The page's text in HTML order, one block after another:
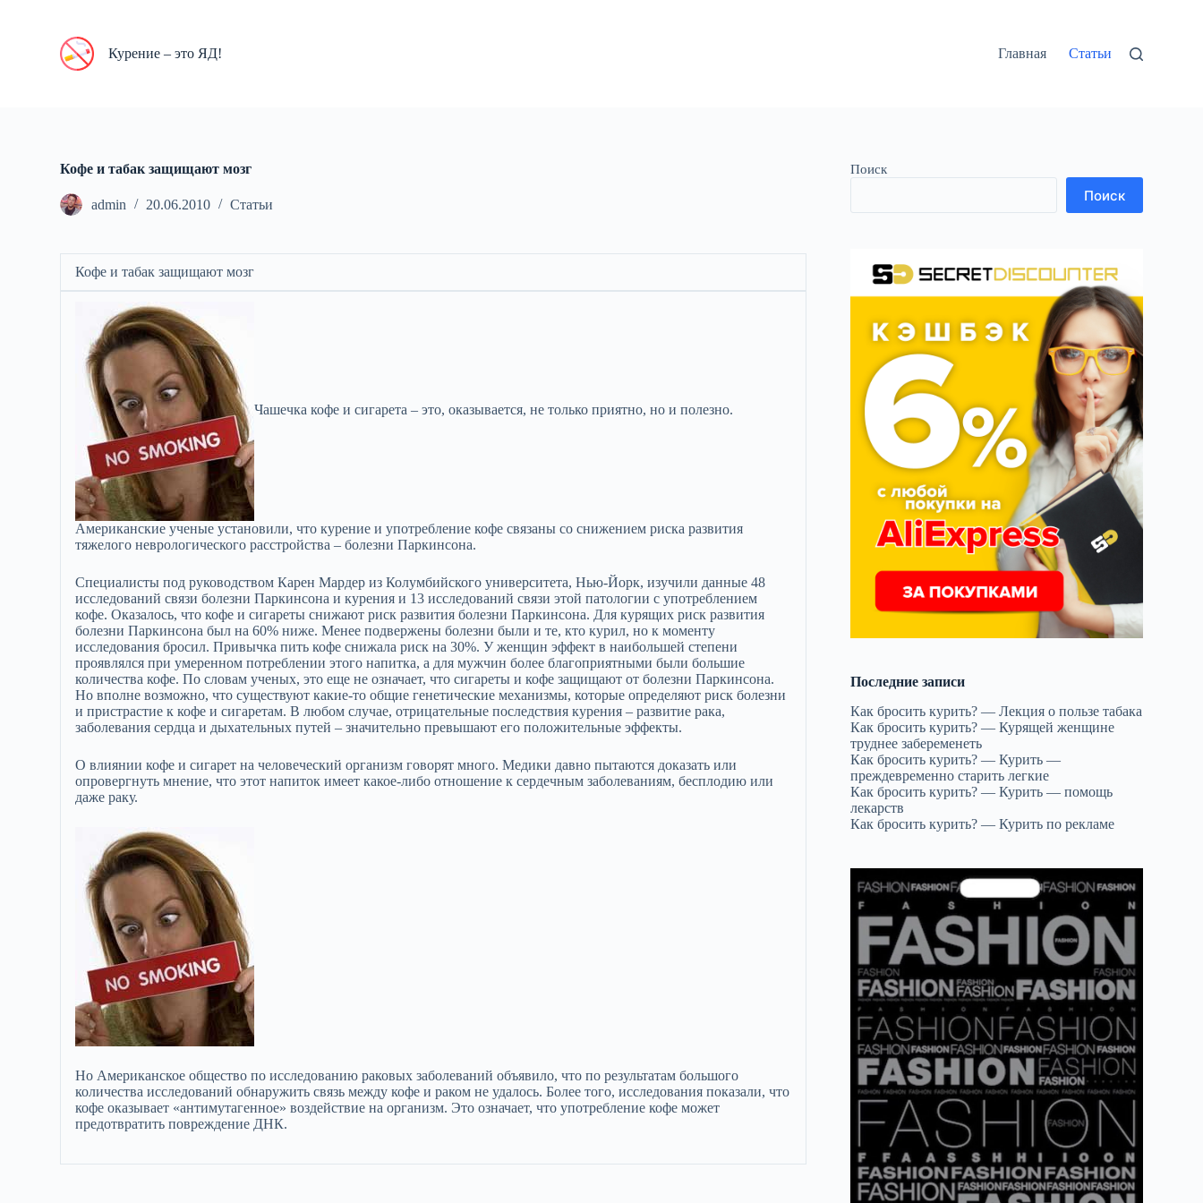
Курение – это ЯД! Главная Статьи
Кофе и табак защищают мозг
admin 20.06.2010 Статьи
Кофе и табак защищают мозг
Чашечка кофе и сигарета – это, оказывается, не только приятно, но и полезно.
Американские ученые установили, что курение и употребление кофе связаны со снижением риска развития
тяжелого неврологического расстройства – болезни Паркинсона.
Специалисты под руководством Карен Мардер из Колумбийского университета, Нью-Йорк, изучили данные 48
исследований связи болезни Паркинсона и курения и 13 исследований связи этой патологии с употреблением
кофе. Оказалось, что кофе и сигареты снижают риск развития болезни Паркинсона. Для курящих риск развития
болезни Паркинсона был на 60% ниже. Менее подвержены болезни были и те, кто курил, но к моменту
исследования бросил. Привычка пить кофе снижала риск на 30%. У женщин эффект в наибольшей степени
проявлялся при умеренном потреблении этого напитка, а для мужчин более благоприятными были большие
количества кофе. По словам ученых, это еще не означает, что сигареты и кофе защищают от болезни Паркинсона.
Но вполне возможно, что существуют какие-то общие генетические механизмы, которые определяют риск болезни
и пристрастие к кофе и сигаретам. В любом случае, отрицательные последствия курения – развитие рака,
заболевания сердца и дыхательных путей – значительно превышают его положительные эффекты.
О влиянии кофе и сигарет на человеческий организм говорят много. Медики давно пытаются доказать или
опровергнуть мнение, что этот напиток имеет какое-либо отношение к сердечным заболеваниям, бесплодию или
даже раку.
Но Американское общество по исследованию раковых заболеваний объявило, что по результатам большого
количества исследований обнаружить связь между кофе и раком не удалось. Более того, исследования показали, что
кофе оказывает «антимутагенное» воздействие на организм. Это означает, что употребление кофе может
предотвратить повреждение ДНК.
Поиск
Поиск
Последние записи
Как бросить курить? — Лекция о пользе табака
Как бросить курить? — Курящей женщине
труднее забеременеть
Как бросить курить? — Курить —
преждевременно старить легкие
Как бросить курить? — Курить — помощь
лекарств
Как бросить курить? — Курить по рекламе